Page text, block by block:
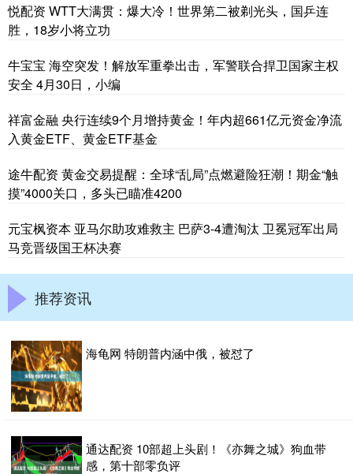
悦配资 WTT大满贯：爆大冷！世界第二被剃光头，国乒连
胜，18岁小将立功
牛宝宝 海空突发！解放军重拳出击，军警联合捍卫国家主权
安全 4月30日，小编
祥富金融 央行连续9个月增持黄金！年内超661亿元资金净流
入黄金ETF、黄金ETF基金
途牛配资 黄金交易提醒：全球“乱局”点燃避险狂潮！期金“触
摸”4000关口，多头已瞄准4200
元宝枫资本 亚马尔助攻难救主 巴萨3-4遭淘汰 卫冕冠军出局
马竞晋级国王杯决赛
推荐资讯
海龟网 特朗普内涵中俄，被怼了
通达配资 10部超上头剧！《亦舞之城》狗血带
感，第十部零负评